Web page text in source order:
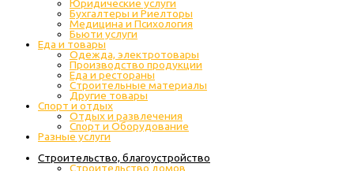
Юридические услуги
Бухгалтеры и Риелторы
Медицина и Психология
Бьюти услуги
Еда и товары
Одежда, электротовары
Производство продукции
Еда и рестораны
Строительные материалы
Другие товары
Спорт и отдых
Отдых и развлечения
Спорт и Оборудование
Разные услуги
Строительство, благоустройство
Строительство домов